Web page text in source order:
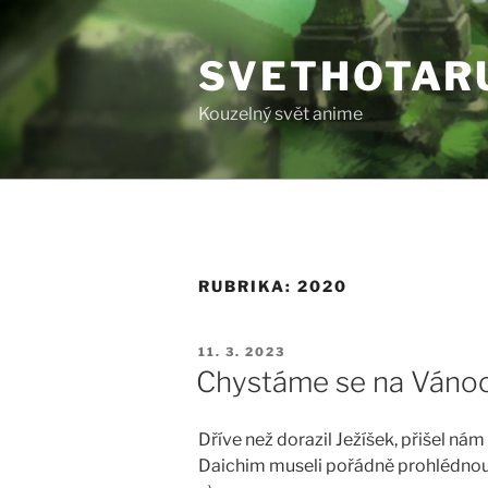
Kouzelný svět anime
RUBRIKA:2020
PUBLIKOVÁNO
11. 3. 2023
Chystáme se na
Dříve než dorazil Ježíšek, přišel
Daichim museli pořádně